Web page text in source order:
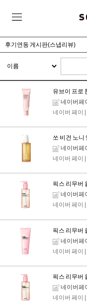
후기연동 게시판(스냅리뷰)
유브이 프로
네이버페
네이버 페이
쏘 비건 노니
네이버페
네이버 페이
픽스 리무버
네이버페
네이버 페이
픽스 리무버
네이버페
네이버 페이
픽스 리무버
네이버페
네이버 페이